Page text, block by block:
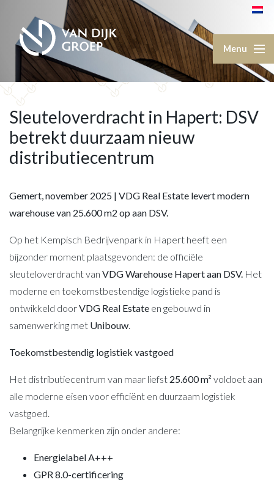
Sleuteloverdracht in Hapert: DSV
betrekt duurzaam nieuw
distributiecentrum
Gemert, november 2025 | VDG Real Estate levert modern
warehouse van 25.600 m2 op aan DSV.
Op het Kempisch Bedrijvenpark in Hapert heeft een
bijzonder moment plaatsgevonden: de officiële
sleuteloverdracht van VDG Warehouse Hapert aan DSV. Het
moderne en toekomstbestendige logistieke pand is
ontwikkeld doorVDG Real Estate en gebouwd in
samenwerking met Unibouw.
Toekomstbestendig logistiek vastgoed
Het distributiecentrum van maar liefst 25.600 m² voldoet aan
alle moderne eisen voor efficiënt en duurzaam logistiek
vastgoed.
Belangrijke kenmerken zijn onder andere:
Energielabel A+++
GPR 8.0-certificering